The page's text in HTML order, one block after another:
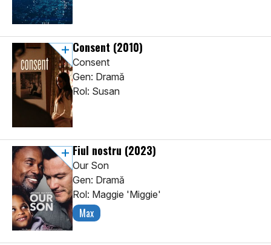
Consent (2010)
Consent
Gen: Dramă
Rol: Susan
Fiul nostru (2023)
Our Son
Gen: Dramă
Rol: Maggie 'Miggie'
Max